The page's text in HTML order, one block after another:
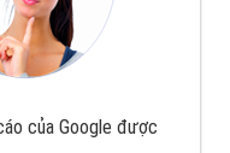
của Google được